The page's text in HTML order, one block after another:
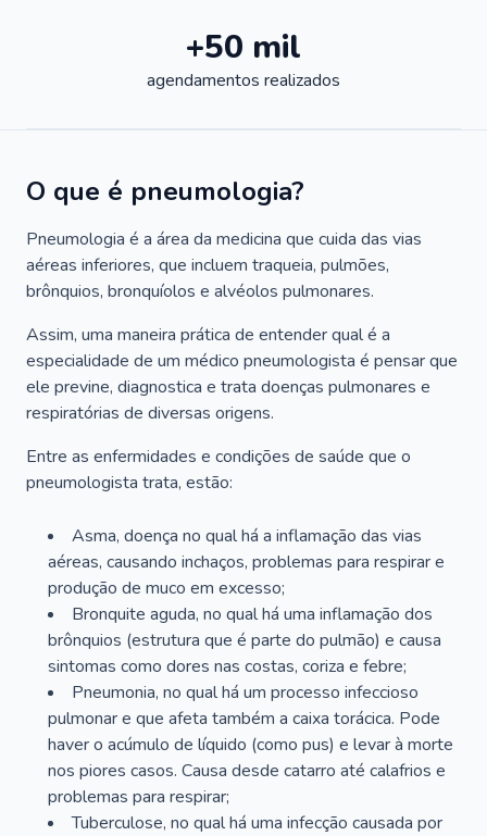
+50 mil
agendamentos realizados
O que é pneumologia?
Pneumologia é a área da medicina que cuida das vias
aéreas inferiores, que incluem traqueia, pulmões,
brônquios, bronquíolos e alvéolos pulmonares.
Assim, uma maneira prática de entender qual é a
especialidade de um médico pneumologista é pensar que
ele previne, diagnostica e trata doenças pulmonares e
respiratórias de diversas origens.
Entre as enfermidades e condições de saúde que o
pneumologista trata, estão:
Asma, doença no qual há a inflamação das vias
aéreas, causando inchaços, problemas para respirar e
produção de muco em excesso;
Bronquite aguda, no qual há uma inflamação dos
brônquios (estrutura que é parte do pulmão) e causa
sintomas como dores nas costas, coriza e febre;
Pneumonia, no qual há um processo infeccioso
pulmonar e que afeta também a caixa torácica. Pode
haver o acúmulo de líquido (como pus) e levar à morte
nos piores casos. Causa desde catarro até calafrios e
problemas para respirar;
Tuberculose, no qual há uma infecção causada por